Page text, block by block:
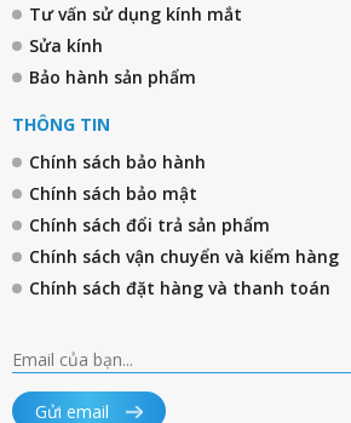
Tư vấn sử dụng kính mắt
Sửa kính
Bảo hành sản phẩm
THÔNG TIN
Chính sách bảo hành
Chính sách bảo mật
Chính sách đổi trả sản phẩm
Chính sách vận chuyển và kiểm hàng
Chính sách đặt hàng và thanh toán
Gửi email